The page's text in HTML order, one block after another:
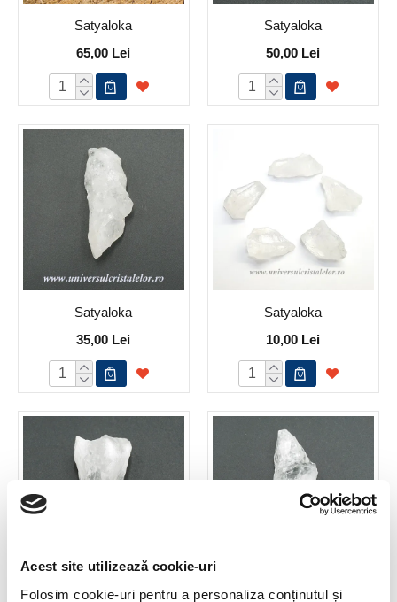
Acest site utilizează cookie-uri
Folosim cookie-uri pentru a personaliza conținutul și
Satyaloka
65,00 Lei
Satyaloka
50,00 Lei
Satyaloka
35,00 Lei
Satyaloka
10,00 Lei
Satyaloka Satyaloka